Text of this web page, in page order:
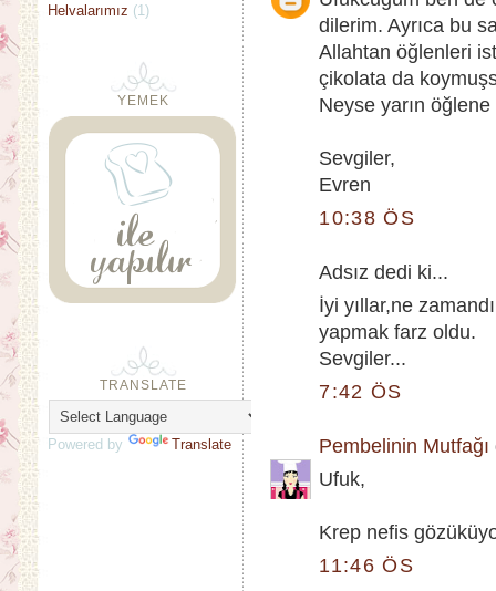
dilerim. Ayrıca bu
Allahtan öğlenleri
çikolata da
Neyse yarın
Sevgiler,
Evren
10:38 ÖS
Adsız dedi ki...
İyi yıllar,ne
yapmak farz oldu.
Sevgiler...
7:42 ÖS
Pembelinin Mutfağı
Ufuk,
Krep nefis
11:46 ÖS
Helvalarımız (1)
YEMEK
TRANSLATE
Powered by Translate